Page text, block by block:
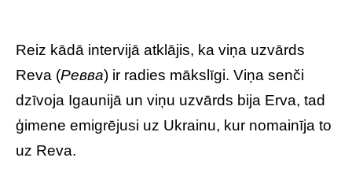
Reiz kādā intervijā atklājis, ka viņa uzvārds
Reva (Ревва) ir radies mākslīgi. Viņa senči
dzīvoja Igaunijā un viņu uzvārds bija Erva, tad
ģimene emigrējusi uz Ukrainu, kur nomainīja to
uz Reva.